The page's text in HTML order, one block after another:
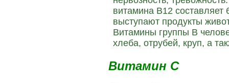
витамина В12 составляет
выступают продукты
Витамины группы В
хлеба, отрубей, круп, а
Витамин С